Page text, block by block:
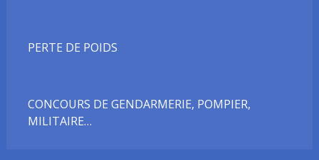
PERTE DE POIDS
CONCOURS DE GENDARMERIE, POMPIER,
MILITAIRE…